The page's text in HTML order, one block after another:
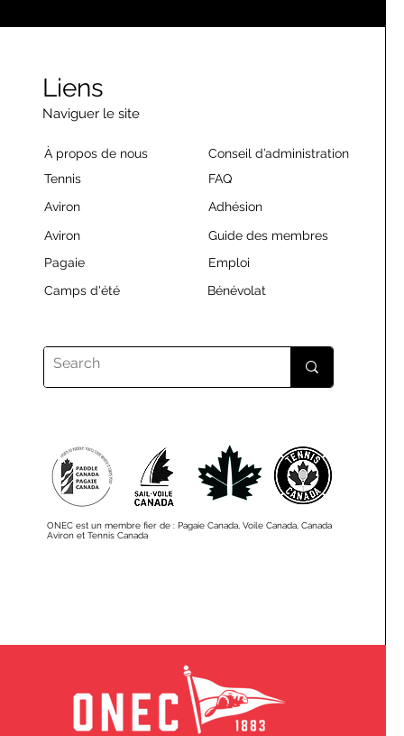
Liens
Naviguer le site
À propos de nous
Tennis
Aviron
Aviron
Pagaie
Camps d'été
Conseil d’administration
FAQ
Adhésion
Guide des membres
Emploi
Bénévolat
ONEC est un membre fier de : Pagaie Canada, Voile Canada, Canada
Aviron et Tennis Canada